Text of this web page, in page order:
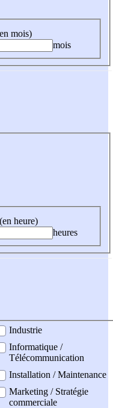
mois)
mois
heure)
heures
Industrie
Informatique /
Télécommunication
Installation / Maintenance
Marketing / Stratégie
commerciale